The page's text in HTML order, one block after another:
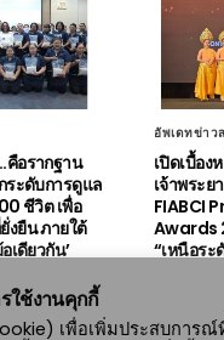
คือรากฐาน
ระดับการดูแล
ชีวิต เพื่อ
งยืน ภายใต้
เดียวกัน’
อัพเดทข่าว
เปิดเบื้อง
เจ้าพระย
FIABCI
Awards
“เหนือร
ใช้งานคุกกี้
เพื่อเพิ่มประสบการ